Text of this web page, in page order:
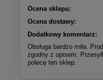
Ocena sklepu:
Ocena dostawy:
Dodatkowy komentarz:
Obsługa bardzo miła.
zgodny z opisem.
polecę ten sklep.